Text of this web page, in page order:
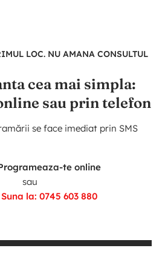
LOC. NU AMANA CONSULTUL
cea mai simpla:
sau prin telefon
se face imediat prin SMS
te online
sau
Suna la: 0745 603 880